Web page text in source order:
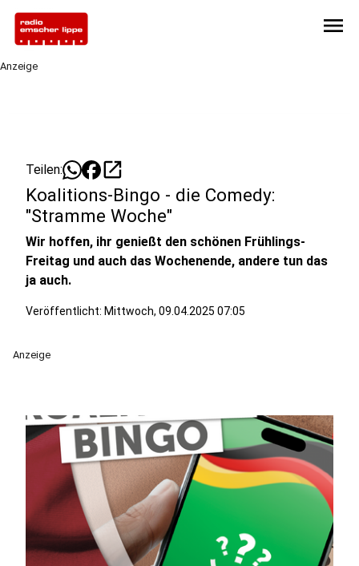
menu
Anzeige
Teilen: open_in_new
Koalitions-Bingo - die Comedy:
"Stramme Woche"
Wir hoffen, ihr genießt den schönen Frühlings-
Freitag und auch das Wochenende, andere tun das
ja auch.
Veröffentlicht: Mittwoch, 09.04.2025 07:05
Anzeige